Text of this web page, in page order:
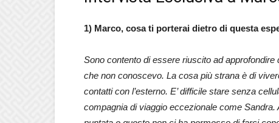
1) Marco, cosa ti porterai dietro di questa
Sono contento di essere riuscito ad
che non conoscevo. La cosa più strana è di
contatti con l’esterno. E’ difficile stare senza
compagnia di viaggio eccezionale come